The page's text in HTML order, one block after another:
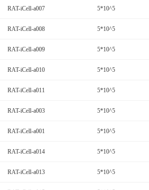
RAT-iCell-a007 5*10^5
RAT-iCell-a008 5*10^5
RAT-iCell-a009 5*10^5
RAT-iCell-a010 5*10^5
RAT-iCell-a011 5*10^5
RAT-iCell-a003 5*10^5
RAT-iCell-a001 5*10^5
RAT-iCell-a014 5*10^5
RAT-iCell-a013 5*10^5